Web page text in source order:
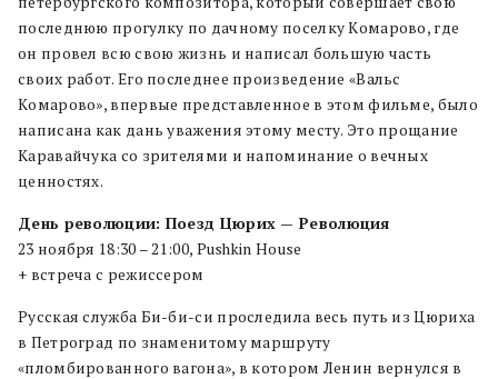
последнюю прогулку по дачному поселку Комарово, где
он провел всю свою жизнь и написал большую часть
своих работ. Его последнее произведение «Вальс
Комарово», впервые представленное в этом фильме, было
написана как дань уважения этому месту. Это прощание
Каравайчука со зрителями и напоминание о вечных
ценностях.
День революции: Поезд Цюрих — Революция
23 ноября 18:30 – 21:00, Pushkin House
+ встреча с режиссером
Русская служба Би-би-си проследила весь путь из Цюриха
в Петроград по знаменитому маршруту
«пломбированного вагона», в котором Ленин вернулся в